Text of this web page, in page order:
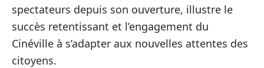
spectateurs depuis son ouverture, illustre le
succès retentissant et l’engagement du
Cinéville à s’adapter aux nouvelles attentes des
citoyens.